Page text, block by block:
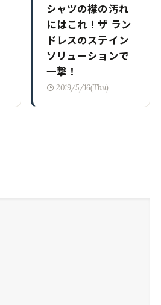
シャツの襟の汚れ
にはこれ！ザ ラン
ドレスのステイン
ソリューションで
一撃！
2019/5/16(Thu)